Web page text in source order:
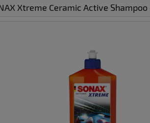
Xtreme Ceramic Active
Cena nie zawiera
płatności